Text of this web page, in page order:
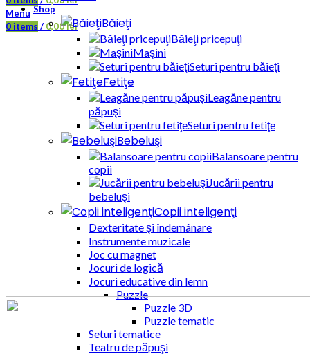
Menu
0 items / 0,00lei
Shop
Băieţi
Băieţi pricepuţi
Maşini
Seturi pentru băieţi
Fetiţe
Leagăne pentru
păpuşi
Seturi pentru fetiţe
Bebeluşi
Balansoare pentru
copii
Jucării pentru
bebeluşi
Copii inteligenţi
Dexteritate şi îndemânare
Instrumente muzicale
Joc cu magnet
Jocuri de logică
Jocuri educative din lemn
Puzzle
Puzzle 3D
Puzzle tematic
Seturi tematice
Teatru de păpuşi